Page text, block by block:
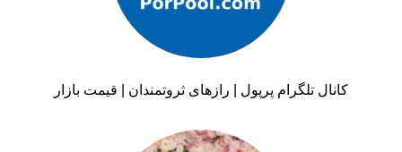
کانال تلگرام پرپول | رازهای ثروتمندان | قیمت بازار